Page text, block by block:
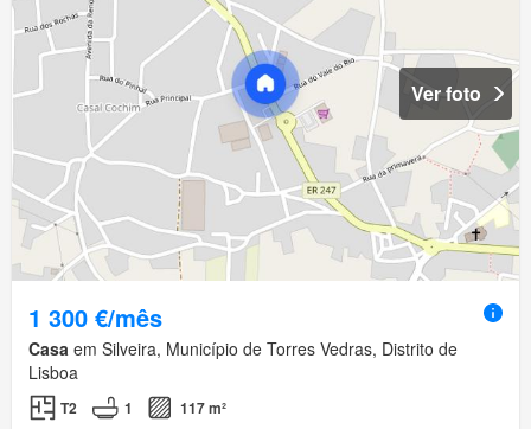
Ver foto
1 300 €/mês
Casa em Silveira, Município de Torres Vedras, Distrito de
Lisboa
T2 1 117 m²